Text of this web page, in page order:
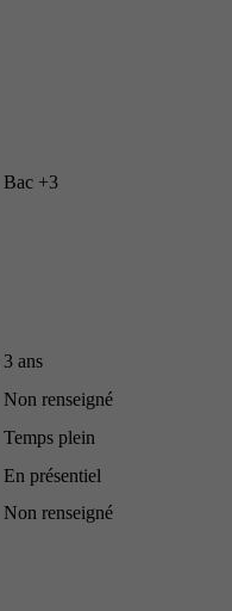
Bac +3
3 ans
Non renseigné
Temps plein
En présentiel
Non renseigné